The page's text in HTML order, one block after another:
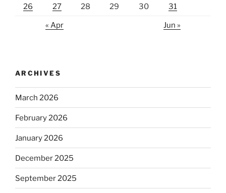
26 27 28 29 30 31
« Apr Jun »
ARCHIVES
March 2026
February 2026
January 2026
December 2025
September 2025